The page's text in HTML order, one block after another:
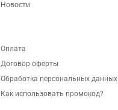
Новости
Оплата
Договор оферты
Обработка персональных данных
Как использовать промокод?